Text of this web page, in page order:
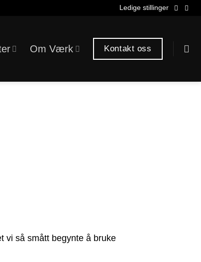
Ledige stillinger
Om Værk Kontakt oss
vi så smått begynte å bruke